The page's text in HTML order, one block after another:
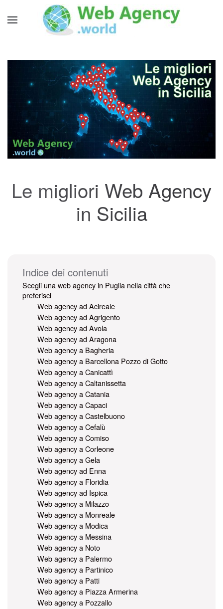
Le migliori Web Agency
in Sicilia
Indice dei contenuti
Scegli una web agency in Puglia nella città che
preferisci
Web agency ad Acireale
Web agency ad Agrigento
Web agency ad Avola
Web agency ad Aragona
Web agency a Bagheria
Web agency a Barcellona Pozzo di Gotto
Web agency a Canicattì
Web agency a Caltanissetta
Web agency a Catania
Web agency a Capaci
Web agency a Castelbuono
Web agency a Cefalù
Web agency a Comiso
Web agency a Corleone
Web agency a Gela
Web agency ad Enna
Web agency a Floridia
Web agency ad Ispica
Web agency a Milazzo
Web agency a Monreale
Web agency a Modica
Web agency a Messina
Web agency a Noto
Web agency a Palermo
Web agency a Partinico
Web agency a Patti
Web agency a Piazza Armerina
Web agency a Pozzallo